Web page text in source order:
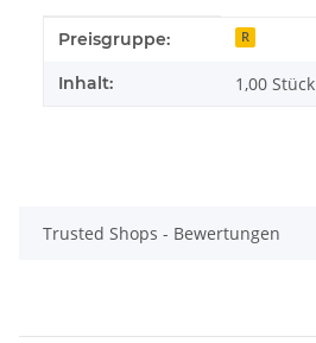
Produkteigenschaft
Wert
Preisgruppe: R
Inhalt: 1,00 Stück
Trusted Shops - Bewertungen